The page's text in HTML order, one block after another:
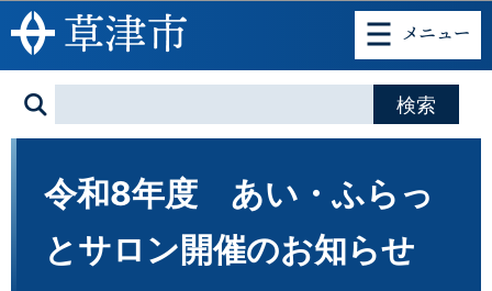
このページの本文へ移動
令和8年度 あい・ふらっ
とサロン開催のお知らせ